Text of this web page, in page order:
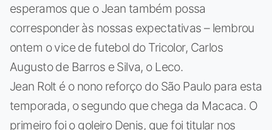
esperamos que o Jean também possa
corresponder às nossas expectativas – lembrou
ontem o vice de futebol do Tricolor, Carlos
Augusto de Barros e Silva, o Leco.
Jean Rolt é o nono reforço do São Paulo para esta
temporada, o segundo que chega da Macaca. O
primeiro foi o goleiro Denis, que foi titular nos